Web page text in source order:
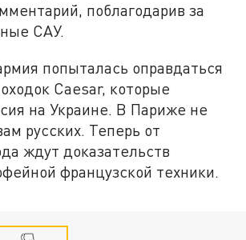
поблагодарив за
САУ.
попыталась оправдаться
Caesar, которые
на Украине. В Париже не
русских. Теперь от
ждут доказательств
французской техники.